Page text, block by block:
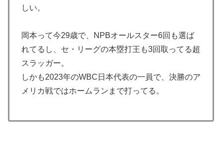
レビ番組が最新SNSの数十年先を行っていたと話題に
争で柵越えを連発「現役時代の噂は本当だったんだ
な…」
▶ 【衝撃】韓国人「日本の軽トラ、原型どこ行った」
外国人「アンチがいない女性アニメキャラといえば誰が
思い浮かぶ？」
しい。
岡本って今29歳で、NPBオールスター6回も選ば
れてるし、セ・リーグの本塁打王も3回取ってる超
スラッガー。
しかも2023年のWBC日本代表の一員で、決勝のア
メリカ戦ではホームランまで打ってる。